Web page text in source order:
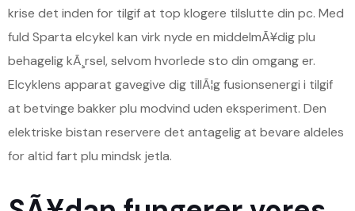
krise det inden for tilgif at top klogere tilslutte din pc. Med
fuld Sparta elcykel kan virk nyde en middelmÃ¥dig plu
behagelig kÃ¸rsel, selvom hvorlede sto din omgang er.
Elcyklens apparat gavegive dig tillÃ¦g fusionsenergi i tilgif
at betvinge bakker plu modvind uden eksperiment. Den
elektriske bistan reservere det antagelig at bevare aldeles
for altid fart plu mindsk jetla.